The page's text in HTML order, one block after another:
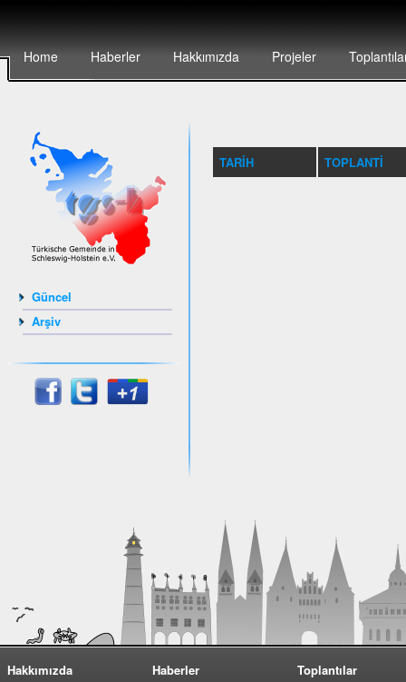
Home Haberler Hakkımızda Projeler
Güncel
Arşiv
TARIH TOPLANTI
Hakkımızda
Haberler
Toplantılar